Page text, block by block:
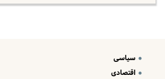
سیاسی
اقتصادی